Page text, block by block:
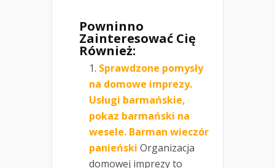
Powninno
Zainteresować Cię
Również:
Sprawdzone pomysły
na domowe imprezy.
Usługi barmańskie,
pokaz barmański na
wesele. Barman wieczór
panieński Organizacja
domowej imprezy to